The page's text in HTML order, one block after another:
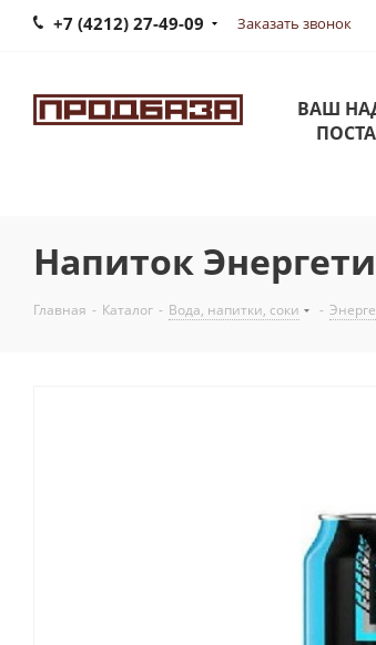
+7 (4212) 27-49-09 Заказать звонок
ВАШ
Напиток
Главная - Каталог - Вода, напитки, соки -